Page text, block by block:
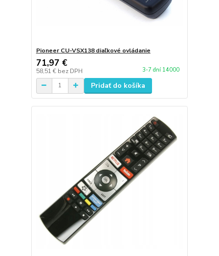
Pioneer CU-VSX138 diaľkové ovládanie
71,97 €
58,51 € bez DPH 3-7 dní 14000
Pridať do košíka